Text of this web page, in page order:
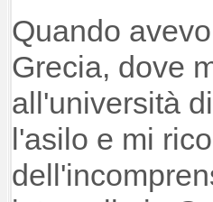
Quando
Grecia, dove
all'università
l'asilo e mi